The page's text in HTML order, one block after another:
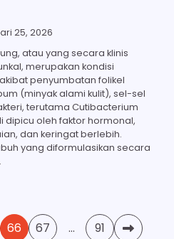
25, 2026
atau yang secara klinis
merupakan kondisi
penyumbatan folikel
(minyak alami kulit), sel-sel
terutama Cutibacterium
dipicu oleh faktor hormonal,
dan keringat berlebih.
yang diformulasikan secara
66 67 … 91